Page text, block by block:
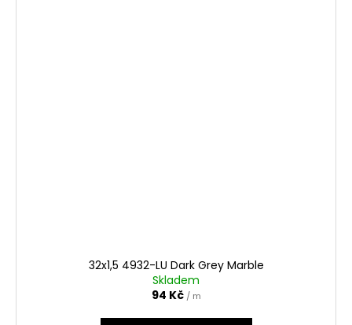
32x1,5 4932-LU Dark Grey Marble
Skladem
94 Kč / m